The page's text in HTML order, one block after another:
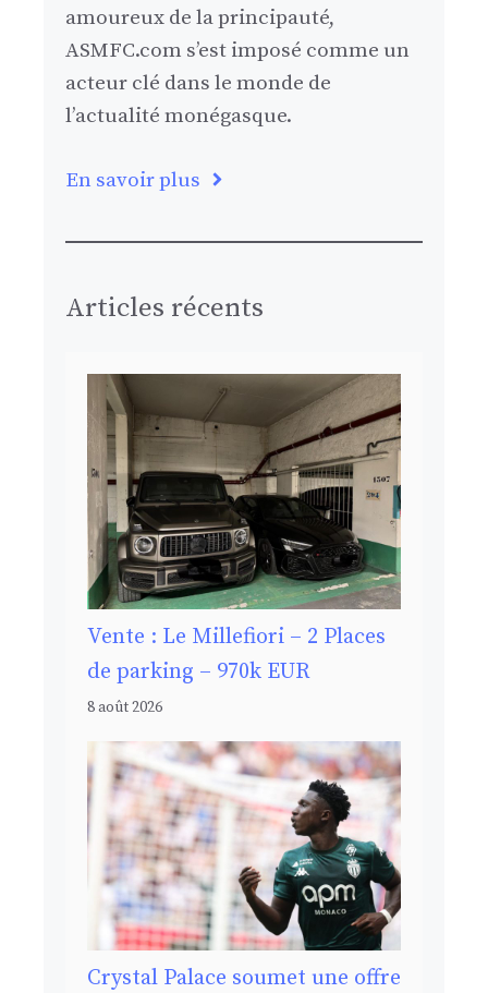
amoureux de la principauté,
ASMFC.com s’est imposé comme un
acteur clé dans le monde de
l’actualité monégasque.
En savoir plus
Articles récents
Vente : Le Millefiori – 2 Places
de parking – 970k EUR
8 août 2026
Crystal Palace soumet une offre